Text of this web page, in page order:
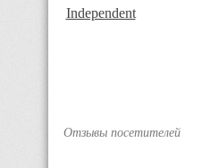
Independent
Отзывы посетителей